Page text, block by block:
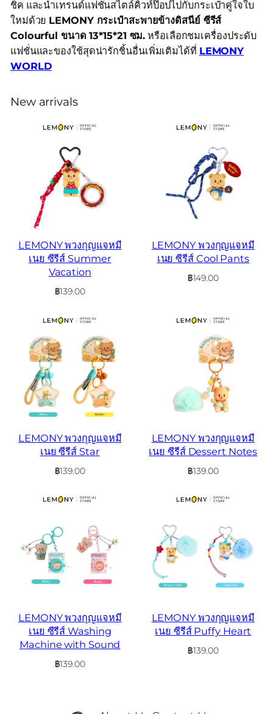
ชิค และนำเทรนด์แฟชั่นสไตล์คิ้วท์ป๊อปไปกับกระเป๋าคู่ใจใบ
ใหม่ด้วย LEMONY กระเป๋าสะพายข้างดิสนีย์ ซีรีส์
Colourful ขนาด 13*15*21 ซม. หรือเลือกชมเครื่องประดับ
แฟชั่นและของใช้สุดน่ารักชิ้นอื่นเพิ่มเติมได้ที่ LEMONY
WORLD
New arrivals
LEMONY พวงกุญแจหมี
เนย ซีรีส์ Summer
Vacation
฿139.00
LEMONY พวงกุญแจหมี
เนย ซีรีส์ Cool Pants
฿149.00
LEMONY พวงกุญแจหมี
เนย ซีรีส์ Star
฿139.00
LEMONY พวงกุญแจหมี
เนย ซีรีส์ Dessert Notes
฿139.00
LEMONY พวงกุญแจหมี
เนย ซีรีส์ Washing
Machine with Sound
฿139.00
LEMONY พวงกุญแจหมี
เนย ซีรีส์ Puffy Heart
฿139.00